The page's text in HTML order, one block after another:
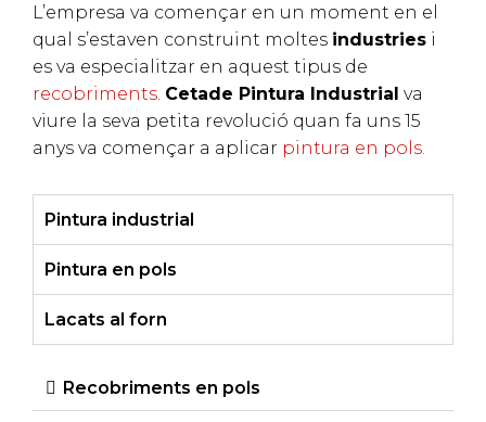
L’empresa va començar en un moment en el
qual s’estaven construint moltes industries i
es va especialitzar en aquest tipus de
recobriments. Cetade Pintura Industrial va
viure la seva petita revolució quan fa uns 15
anys va començar a aplicar pintura en pols.
Pintura industrial
Pintura en pols
Lacats al forn
Recobriments en pols